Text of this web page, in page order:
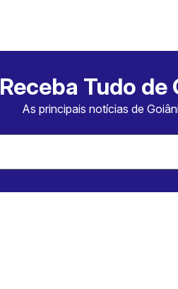
Receba Tudo de
As principais notícias de